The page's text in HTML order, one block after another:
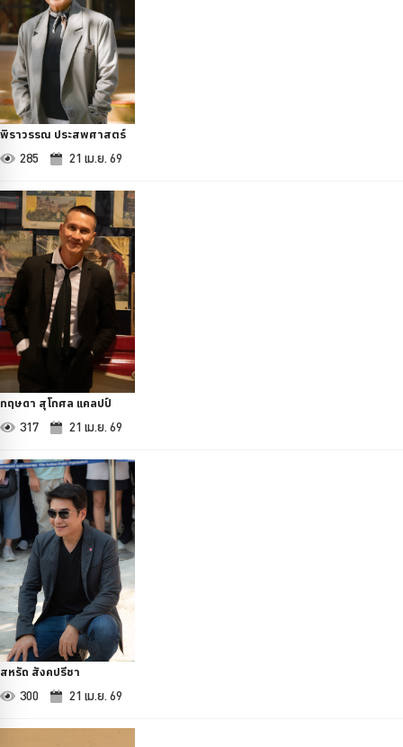
พิราวรรณ ประสพศาสตร์
285 21 เม.ย. 69
กฤษดา สุโกศล แคลปป์
317 21 เม.ย. 69
สหรัถ สังคปรีชา
300 21 เม.ย. 69